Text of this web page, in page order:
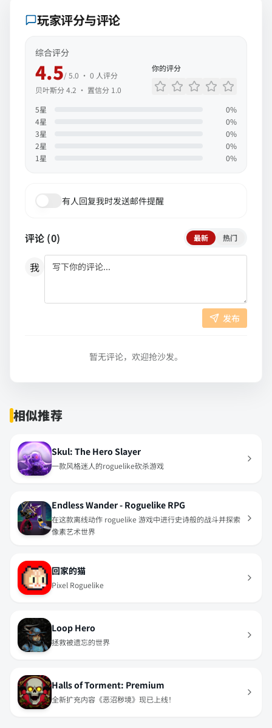
玩家评分与评论
综合评分
4.5/ 5.0 · 0 人评分
贝叶斯分4.2 · 置信分 1.0
你的评分
5星 0%
4星 0%
3星 0%
2星 0%
1 星 0%
有人回复我时发送邮件提醒
评论 (0) 最新 热门
我
发布
暂无评论，欢迎抢沙发。
相似推荐
Skul: The Hero Slayer
一款风格迷人的roguelike砍杀游戏
Endless Wander - Roguelike RPG
在这款离线动作 roguelike 游戏中进行史诗般的战斗并探索
像素艺术世界
回家的猫
Pixel Roguelike
Loop Hero
拯救被遗忘的世界
Halls of Torment: Premium
全新扩充内容《恶沼秽境》现已上线！